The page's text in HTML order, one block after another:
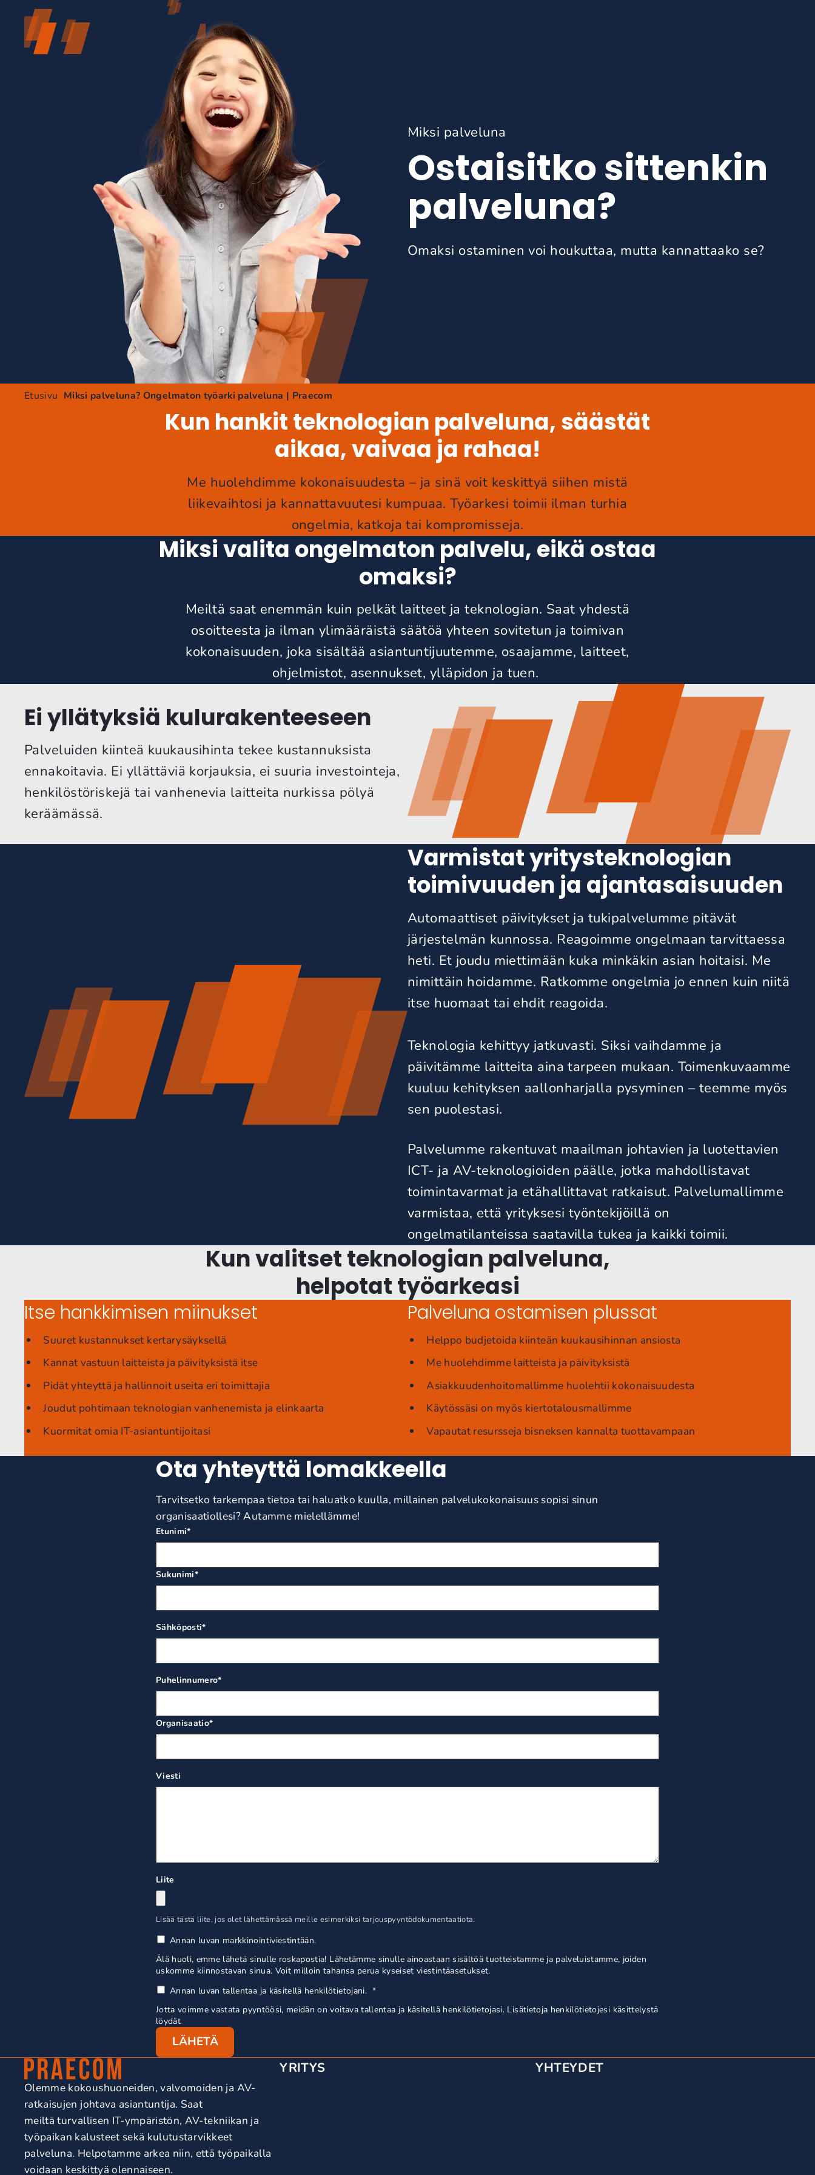
Miksi palveluna
Ostaisitko sittenkin
palveluna?
Omaksi ostaminen voi houkuttaa, mutta kannattaako se?
Etusivu Miksi palveluna? Ongelmaton työarki palveluna | Praecom
Kun hankit teknologian palveluna, säästät
aikaa, vaivaa ja rahaa!
Me huolehdimme kokonaisuudesta – ja sinä voit keskittyä siihen mistä
liikevaihtosi ja kannattavuutesi kumpuaa. Työarkesi toimii ilman turhia
ongelmia, katkoja tai kompromisseja.
Miksi valita ongelmaton palvelu, eikä ostaa
omaksi?
Meiltä saat enemmän kuin pelkät laitteet ja teknologian. Saat yhdestä
osoitteesta ja ilman ylimääräistä säätöä yhteen sovitetun ja toimivan
kokonaisuuden, joka sisältää asiantuntijuutemme, osaajamme, laitteet,
ohjelmistot, asennukset, ylläpidon ja tuen.
Ei yllätyksiä kulurakenteeseen
Palveluiden kiinteä kuukausihinta tekee kustannuksista
ennakoitavia. Ei yllättäviä korjauksia, ei suuria investointeja,
henkilöstöriskejä tai vanhenevia laitteita nurkissa pölyä
keräämässä.
Varmistat yritysteknologian
toimivuuden ja ajantasaisuuden
Automaattiset päivitykset ja tukipalvelumme pitävät
järjestelmän kunnossa. Reagoimme ongelmaan tarvittaessa
heti. Et joudu miettimään kuka minkäkin asian hoitaisi. Me
nimittäin hoidamme. Ratkomme ongelmia jo ennen kuin niitä
itse huomaat tai ehdit reagoida.
Teknologia kehittyy jatkuvasti. Siksi vaihdamme ja
päivitämme laitteita aina tarpeen mukaan. Toimenkuvaamme
kuuluu kehityksen aallonharjalla pysyminen – teemme myös
sen puolestasi.
Palvelumme rakentuvat maailman johtavien ja luotettavien
ICT- ja AV-teknologioiden päälle, jotka mahdollistavat
toimintavarmat ja etähallittavat ratkaisut. Palvelumallimme
varmistaa, että yrityksesi työntekijöillä on
ongelmatilanteissa saatavilla tukea ja kaikki toimii.
Kun valitset teknologian palveluna,
helpotat työarkeasi
Itse hankkimisen miinukset
Suuret kustannukset kertarysäyksellä
Kannat vastuun laitteista ja päivityksistä itse
Pidät yhteyttä ja hallinnoit useita eri toimittajia
Joudut pohtimaan teknologian vanhenemista ja elinkaarta
Kuormitat omia IT-asiantuntijoitasi
Palveluna ostamisen plussat
Helppo budjetoida kiinteän kuukausihinnan ansiosta
Me huolehdimme laitteista ja päivityksistä
Asiakkuudenhoitomallimme huolehtii kokonaisuudesta
Käytössäsi on myös kiertotalousmallimme
Vapautat resursseja bisneksen kannalta tuottavampaan
Ota yhteyttä lomakkeella
Tarvitsetko tarkempaa tietoa tai haluatko kuulla, millainen palvelukokonaisuus sopisi sinun
organisaatiollesi? Autamme mielellämme!
Etunimi*
Sukunimi*
Sähköposti*
Puhelinnumero*
Organisaatio*
Viesti
Liite
Lisää tästä liite, jos olet lähettämässä meille esimerkiksi tarjouspyyntödokumentaatiota.
Annan luvan markkinointiviestintään.
Älä huoli, emme lähetä sinulle roskapostia! Lähetämme sinulle ainoastaan sisältöä tuotteistamme ja palveluistamme, joiden
uskomme kiinnostavan sinua. Voit milloin tahansa perua kyseiset viestintäasetukset.
Annan luvan tallentaa ja käsitellä henkilötietojani. *
Jotta voimme vastata pyyntöösi, meidän on voitava tallentaa ja käsitellä henkilötietojasi. Lisätietoja henkilötietojesi käsittelystä
löydät
Olemme kokoushuoneiden, valvomoiden ja AV-
ratkaisujen johtava asiantuntija. Saat
meiltä turvallisen IT-ympäristön, AV-tekniikan ja
työpaikan kalusteet sekä kulutustarvikkeet
palveluna. Helpotamme arkea niin, että työpaikalla
voidaan keskittyä olennaiseen.
YRITYS YHTEYDET